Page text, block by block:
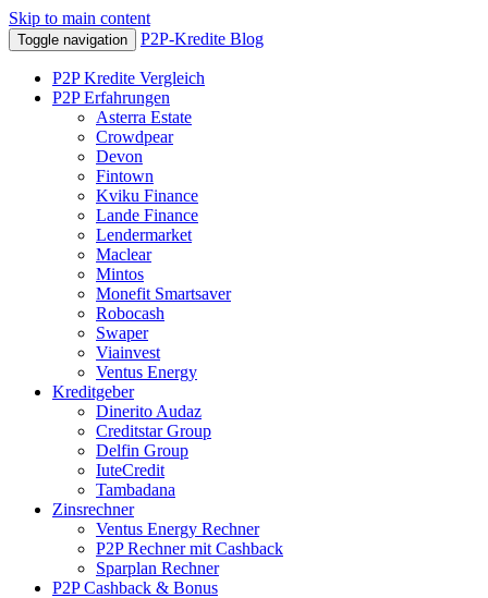
Skip to main content
Toggle navigation P2P-Kredite Blog
P2P Kredite Vergleich
P2P Erfahrungen
Asterra Estate
Crowdpear
Devon
Fintown
Kviku Finance
Lande Finance
Lendermarket
Maclear
Mintos
Monefit Smartsaver
Robocash
Swaper
Viainvest
Ventus Energy
Kreditgeber
Dinerito Audaz
Creditstar Group
Delfin Group
IuteCredit
Tambadana
Zinsrechner
Ventus Energy Rechner
P2P Rechner mit Cashback
Sparplan Rechner
P2P Cashback & Bonus